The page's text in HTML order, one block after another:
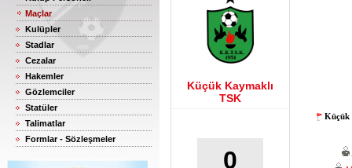
Maçlar
Kulüpler
Stadlar
Cezalar
Hakemler
Gözlemciler
Statüler
Talimatlar
Formlar - Sözleşmeler
Küçük Kaymaklı
TSK
0
Küçük